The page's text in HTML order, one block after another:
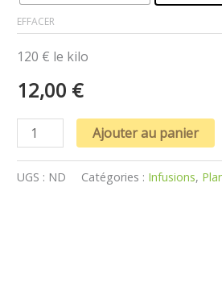
EFFACER
120 € le kilo
12,00 €
Ajouter au panier
UGS : ND Catégories : Infusions,